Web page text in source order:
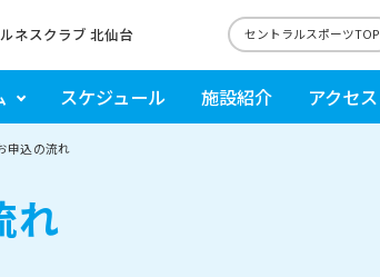
ネスクラブ 北仙台 セントラルスポーツTOP
スケジュール 施設紹介 アクセス
申込の流れ
れ